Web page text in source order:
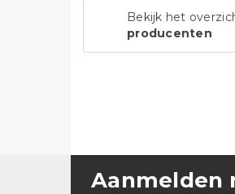
Bekijk het
producenten
Aanmelden